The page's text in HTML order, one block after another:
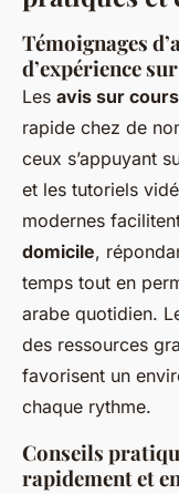
Témoignages
d’expérience
Les avis sur cours
rapide chez de
ceux s’appuyant
et les tutoriels
modernes
domicile,
temps tout en
arabe quotidien.
des ressources
favorisent un
chaque rythme.
Conseils
rapidement et